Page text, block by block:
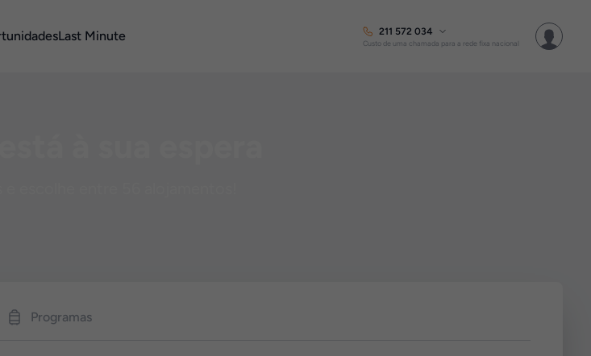
Last Minute 211 572 034
Custo de uma chamada para a rede fixa nacional
Programas